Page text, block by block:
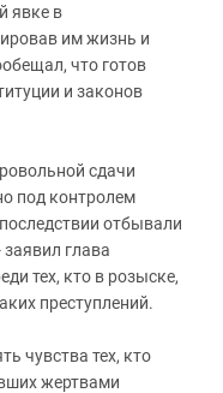
явке в
им жизнь и
что готов
и законов
сдачи
под контролем
отбывали
глава
тех, кто в розыске,
преступлений.
чувства тех, кто
жертвами